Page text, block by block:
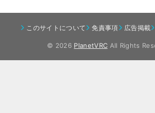
このサイトについて 免責事項 広告掲載
© 2026 PlanetVRC All Rights